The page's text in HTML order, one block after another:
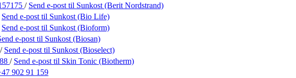
/ Send e-post til Sunkost (Berit Nordstrand)
Send e-post til Sunkost (Bio Life)
Send e-post til Sunkost (Bioform)
e-post til Sunkost (Biosan)
/ Send e-post til Sunkost (Bioselect)
/ Send e-post til Skin Tonic (Biotherm)
902 91 159